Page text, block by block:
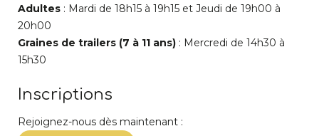
Adultes : Mardi de 18h15 à 19h15 et Jeudi de 19h00 à
20h00
Graines de trailers (7 à 11 ans) : Mercredi de 14h30 à
15h30
Inscriptions
Rejoignez-nous dès maintenant :